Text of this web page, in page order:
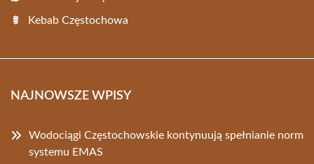
Kebab Częstochowa
NAJNOWSZE WPISY
Wodociągi Częstochowskie kontynuują spełnianie norm
systemu EMAS